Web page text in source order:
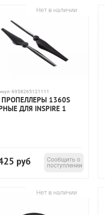
Нет в наличии
6958265121111
ПРОПЕЛЛЕРЫ 1360S
ДЛЯ INSPIRE 1
руб
Сообщить о
поступлении
Нет в наличии